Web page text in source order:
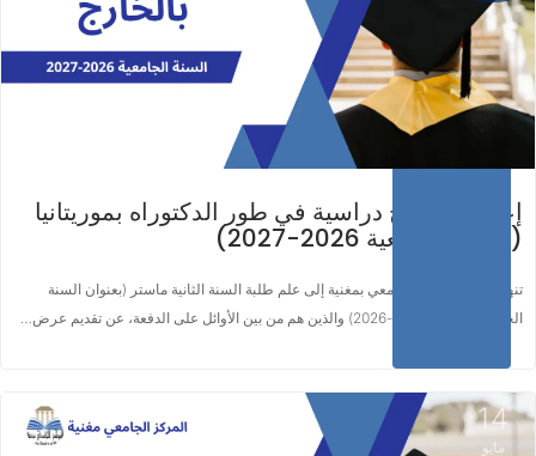
إعلان عن منح دراسية في طور الدكتوراه بموريتانيا
(السنة الجامعية 2026-2027)
تنهي إدارة المركز الجامعي بمغنية إلى علم طلبة السنة الثانية ماستر (بعنوان السنة
الجامعية الجارية 2025-2026) والذين هم من بين الأوائل على الدفعة، عن تقديم عرض…
14
مايو